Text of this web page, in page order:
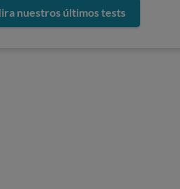
nuestros últimos tests